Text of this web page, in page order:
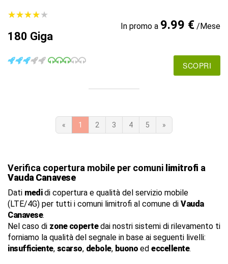
★★★★★
★★★★★
180 Giga
In promo a 9.99 €/Mese
SCOPRI
« 1 2 3 4 5 »
Verifica copertura mobile per comuni limitrofi a
Vauda Canavese
Dati medidi copertura e qualità del servizio mobile
(LTE/4G) per tutti i comuni limitrofi al comune di Vauda
Canavese.
Nel caso di zone copertedai nostri sistemi di rilevamento ti
forniamo la qualità del segnale in base ai seguenti livelli:
insufficiente, scarso, debole, buono ed eccellente.